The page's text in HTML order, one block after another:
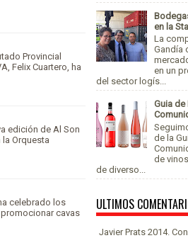
Provincial
Felix Cuartero, ha
edición de Al Son
Orquesta
celebrado los
cavas
en la
La
Gandía
en un
del sector logís...
Guia
de la
de
de diverso...
ULTIMOS
Javier Prats 2014.